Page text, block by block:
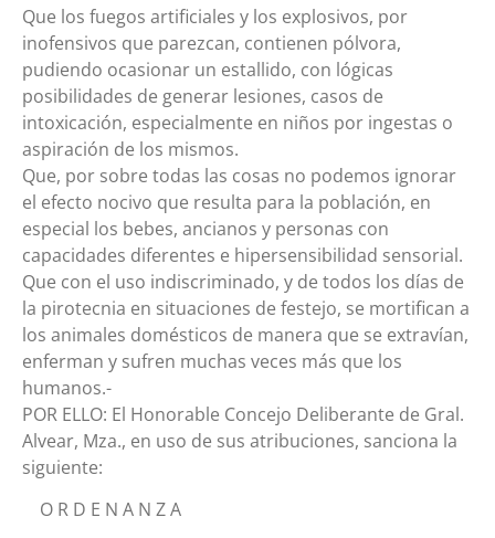
Que los fuegos artificiales y los explosivos, por
inofensivos que parezcan, contienen pólvora,
pudiendo ocasionar un estallido, con lógicas
posibilidades de generar lesiones, casos de
intoxicación, especialmente en niños por ingestas o
aspiración de los mismos.
Que, por sobre todas las cosas no podemos ignorar
el efecto nocivo que resulta para la población, en
especial los bebes, ancianos y personas con
capacidades diferentes e hipersensibilidad sensorial.
Que con el uso indiscriminado, y de todos los días de
la pirotecnia en situaciones de festejo, se mortifican a
los animales domésticos de manera que se extravían,
enferman y sufren muchas veces más que los
humanos.-
POR ELLO: El Honorable Concejo Deliberante de Gral.
Alvear, Mza., en uso de sus atribuciones, sanciona la
siguiente:
O R D E N A N Z A